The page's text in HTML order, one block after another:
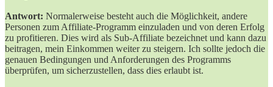
Antwort: Normalerweise besteht auch die Möglichkeit, andere
Personen zum Affiliate-Programm einzuladen und von deren Erfolg
zu profitieren. Dies wird als Sub-Affiliate bezeichnet und kann dazu
beitragen, mein Einkommen weiter zu steigern. Ich sollte jedoch die
genauen Bedingungen und Anforderungen des Programms
überprüfen, um sicherzustellen, dass dies erlaubt ist.